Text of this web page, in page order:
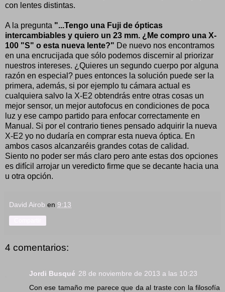
con lentes distintas.
A la pregunta "...Tengo una Fuji de ópticas
intercambiables y quiero un 23 mm. ¿Me compro una X-
100 "S" o esta nueva lente?" De nuevo nos encontramos
en una encrucijada que sólo podemos discernir al priorizar
nuestros intereses. ¿Quieres un segundo cuerpo por alguna
razón en especial? pues entonces la solución puede ser la
primera, además, si por ejemplo tu cámara actual es
cualquiera salvo la X-E2 obtendrás entre otras cosas un
mejor sensor, un mejor autofocus en condiciones de poca
luz y ese campo partido para enfocar correctamente en
Manual. Si por el contrario tienes pensado adquirir la nueva
X-E2 yo no dudaría en comprar esta nueva óptica. En
ambos casos alcanzaréis grandes cotas de calidad.
Siento no poder ser más claro pero ante estas dos opciones
es difícil arrojar un veredicto firme que se decante hacia una
u otra opción.
David Airob en 9:13
4 comentarios:
Jordi Busqué 28 de noviembre de 2013 a las 10:23
Con ese tamaño me parece que da al traste con la filosofía